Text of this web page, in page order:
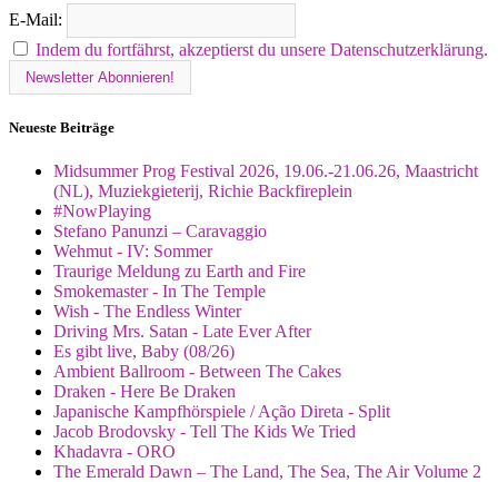
E-Mail:
Indem du fortfährst, akzeptierst du unsere Datenschutzerklärung.
Neueste Beiträge
Midsummer Prog Festival 2026, 19.06.-21.06.26, Maastricht
(NL), Muziekgieterij, Richie Backfireplein
#NowPlaying
Stefano Panunzi – Caravaggio
Wehmut - IV: Sommer
Traurige Meldung zu Earth and Fire
Smokemaster - In The Temple
Wish - The Endless Winter
Driving Mrs. Satan - Late Ever After
Es gibt live, Baby (08/26)
Ambient Ballroom - Between The Cakes
Draken - Here Be Draken
Japanische Kampfhörspiele / Ação Direta - Split
Jacob Brodovsky - Tell The Kids We Tried
Khadavra - ORO
The Emerald Dawn – The Land, The Sea, The Air Volume 2